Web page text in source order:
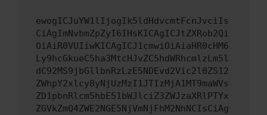
ewogICJuYW1lIjogIk5ldHdvcmtFcnJvciIs
CiAgImNvbmZpZyI6IHsKICAgICJtZXRob2Qi
OiAiR0VUIiwKICAgICJ1cmwiOiAiaHR0cHM6
Ly9hcGkueC5ha3MtcHJvZC5hdWRhcmlzLm5l
dC92MS9jbGllbnRzLzE5NDEvd2Vic2l0ZS12
ZWhpY2xlcy8yNjUzMzI1JTIzMjA1MT9maWVs
ZD1pbnRlcm5hbE51bWJlciZ3ZWJzaXRlPTYx
ZGVkZmQ4ZWE2NGE5NjVmNjFhM2NhNCIsCiAg